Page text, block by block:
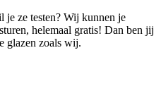
je ze testen? Wij kunnen je
helemaal gratis! Dan ben jij
glazen zoals wij.